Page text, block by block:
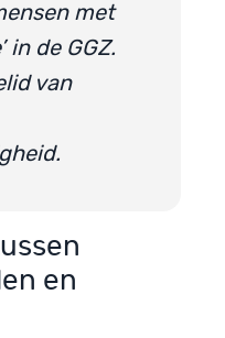
met
in de GGZ.
van
en